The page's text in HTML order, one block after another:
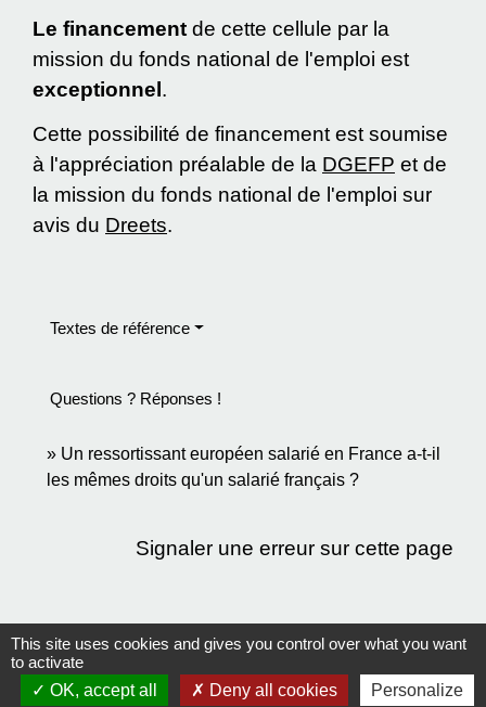
Le financement de cette cellule par la
mission du fonds national de l'emploi est
exceptionnel.
Cette possibilité de financement est soumise
à l'appréciation préalable de la DGEFP et de
la mission du fonds national de l'emploi sur
avis du Dreets.
Textes de référence
Questions ? Réponses !
Un ressortissant européen salarié en France a-t-il
les mêmes droits qu'un salarié français ?
Signaler une erreur sur cette page
Contact
This site uses cookies and gives you control over what you want
to activate
OK, accept all
Deny all cookies Personalize